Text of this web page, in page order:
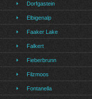
Dorfgastein
Elbigenalp
Faaker Lake
Falkert
Fieberbrunn
Filzmoos
Fontanella